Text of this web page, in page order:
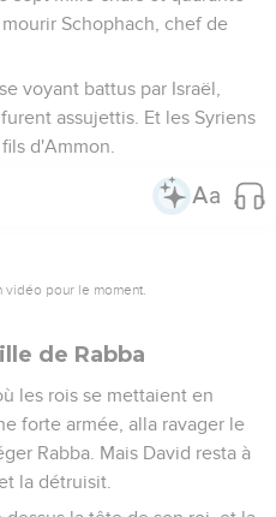
Schophach, chef de
voyant battus par Israël,
assujettis. Et les Syriens
d'Ammon.
pour le moment.
de Rabba
les rois se mettaient en
forte armée, alla ravager le
Rabba. Mais David resta à
la détruisit.